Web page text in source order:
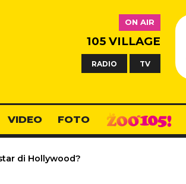
ON AIR
105 VILLAGE
RADIO TV
VIDEO FOTO
di Hollywood?